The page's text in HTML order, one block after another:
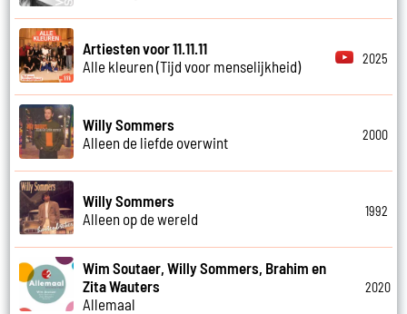
Artiesten voor 11.11.11
Alle kleuren (Tijd voor menselijkheid)
2025
Willy Sommers
Alleen de liefde overwint
2000
Willy Sommers
Alleen op de wereld
1992
Wim Soutaer, Willy Sommers, Brahim en
Zita Wauters
Allemaal
2020